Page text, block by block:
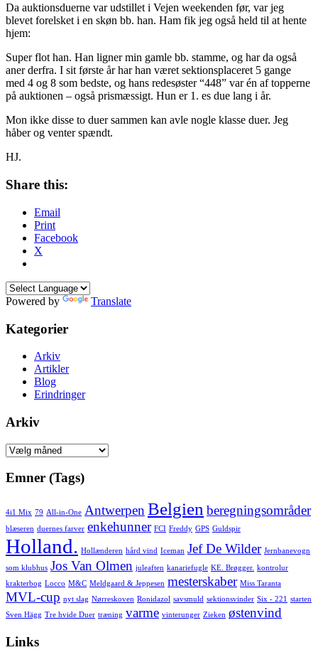
Da auktionsduerne var udstillet i Vejen weekenden før, var jeg
blevet forelsket i en skøn bb. han. Ham fik jeg også held til at hente
hjem:
Super flot han. Han ligner min gamle bb. stamme, og har da også
aner derfra. I sit første år har han været sektionsplaceret 5 gange
med 4 og 8 som bedste, og hans redesøster “448” var én af topperne
på auktionen – også prismæssigt. Hun er 1. es due lang i år.
Mon ikke disse to duer sammen kan avle nogle klasse duer. Jeg
håber og venter spændt.
HJ.
Share this:
Email
Print
Facebook
X
Powered by Translate
Kategorier
Arkiv
Artikler
Blog
Erindringer
Arkiv
Arkiv
Emner (Tags)
4i1 Mix 79 All-in-One Antwerpen Belgien beregningsområder
blæseren duernes farver enkehunner FCI Freddy GPS Guldspir
Holland. Hollænderen hård vind Iceman Jef De Wilder Jernbanevogn
som klubhus Jos Van Olmen juleaften kanariefugle KE. Brøgger. kontrolur
krakterbog Locco M&C Meldgaard & Jeppesen mesterskaber Miss Taranta
MVL-cup nyt slag Nørreskoven Ronidazol savsmuld sektionsvinder Six - 221
starten
Sven Hägg Tre hvide Duer træning varme vinterunger Zieken østenvind
Links